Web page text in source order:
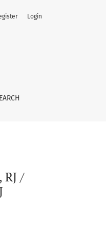
Use in the watershed of
Login
/